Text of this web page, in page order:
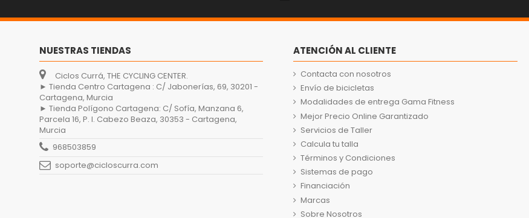
NUESTRAS TIENDAS
Ciclos Currá, THE CYCLING CENTER.
► Tienda Centro Cartagena : C/ Jabonerías, 69, 30201 -
Cartagena, Murcia
► Tienda Polígono Cartagena: C/ Sofía, Manzana 6,
Parcela 16, P. I. Cabezo Beaza, 30353 - Cartagena,
Murcia
968503859
soporte@cicloscurra.com
ATENCIÓN AL CLIENTE
Contacta con nosotros
Envío de bicicletas
Modalidades de entrega Gama Fitness
Mejor Precio Online Garantizado
Servicios de Taller
Calcula tu talla
Términos y Condiciones
Sistemas de pago
Financiación
Marcas
Sobre Nosotros